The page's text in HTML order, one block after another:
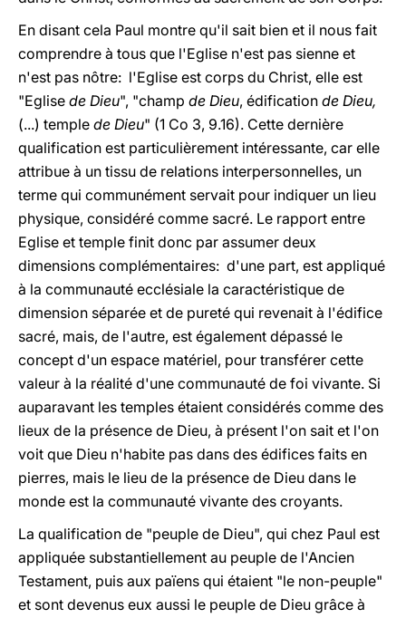
En disant cela Paul montre qu'il sait bien et il nous fait
comprendre à tous que l'Eglise n'est pas sienne et
n'est pas nôtre: l'Eglise est corps du Christ, elle est
"Eglise de Dieu", "champ de Dieu, édification de Dieu,
(...) temple de Dieu" (1 Co 3, 9.16). Cette dernière
qualification est particulièrement intéressante, car elle
attribue à un tissu de relations interpersonnelles, un
terme qui communément servait pour indiquer un lieu
physique, considéré comme sacré. Le rapport entre
Eglise et temple finit donc par assumer deux
dimensions complémentaires: d'une part, est appliqué
à la communauté ecclésiale la caractéristique de
dimension séparée et de pureté qui revenait à l'édifice
sacré, mais, de l'autre, est également dépassé le
concept d'un espace matériel, pour transférer cette
valeur à la réalité d'une communauté de foi vivante. Si
auparavant les temples étaient considérés comme des
lieux de la présence de Dieu, à présent l'on sait et l'on
voit que Dieu n'habite pas dans des édifices faits en
pierres, mais le lieu de la présence de Dieu dans le
monde est la communauté vivante des croyants.
La qualification de "peuple de Dieu", qui chez Paul est
appliquée substantiellement au peuple de l'Ancien
Testament, puis aux païens qui étaient "le non-peuple"
et sont devenus eux aussi le peuple de Dieu grâce à